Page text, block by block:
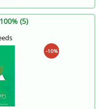
(5)
-10%